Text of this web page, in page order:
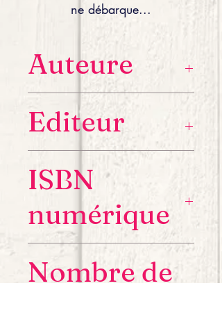
ne débarque...
Auteure
Marion DLV a découvert sa passion
pour l’écriture grâce à son grand-
père qui lui racontait des anecdotes
sur sa vie. Depuis son départ, elle a
développé le goût de partager ses
propres histoires, à son tour.
Editeur
ISBN
numérique
978-2-494210-08-0
Nombre de